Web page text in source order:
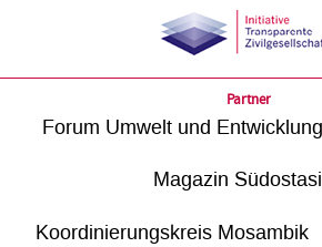
Partner
Forum Umwelt und Entwicklung
Magazin
Koordinierungskreis Mosambik